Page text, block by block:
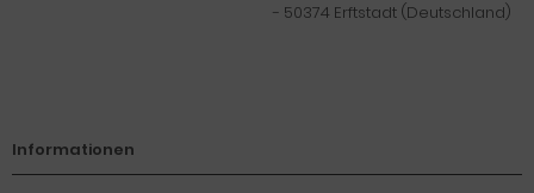
- 50374 Erftstadt (Deutschland)
Informationen